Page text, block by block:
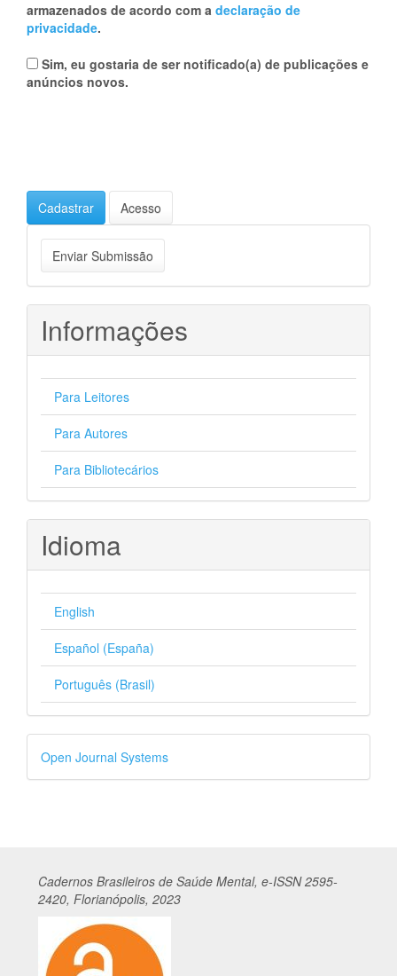
armazenados de acordo com a declaração de
privacidade.
anúncios novos.
Cadastrar Acesso
Enviar
Submissão
Enviar Submissão
Informações
Para Leitores
Para Autores
Para Bibliotecários
Idioma
English
Español (España)
Português (Brasil)
Desenvolvido
por
Open Journal Systems
Cadernos Brasileiros de Saúde Mental, e-ISSN 2595-
2420, Florianópolis, 2023